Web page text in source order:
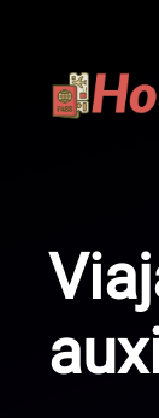
contenido